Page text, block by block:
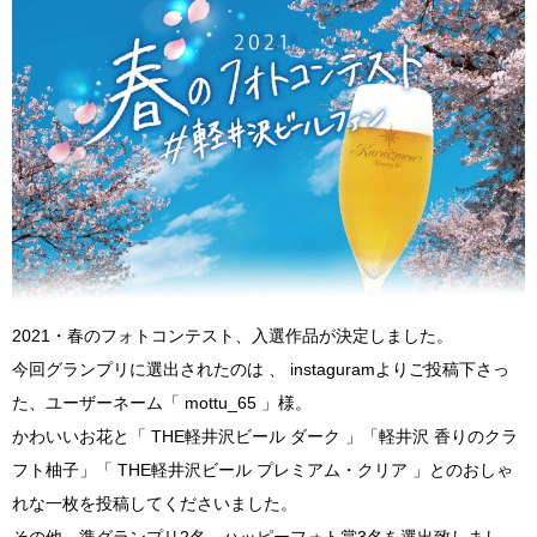
2021・春のフォトコンテスト、入選作品が決定しました。
今回グランプリに選出されたのは 、 instaguramよりご投稿下さっ
た、ユーザーネーム「 mottu_65 」様。
かわいいお花と「 THE軽井沢ビール ダーク 」「軽井沢 香りのクラ
フト柚子」「 THE軽井沢ビール プレミアム・クリア 」とのおしゃ
れな一枚を投稿してくださいました。